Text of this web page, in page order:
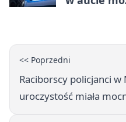
<< Poprzedni
Raciborscy policjanci w
uroczystość miała